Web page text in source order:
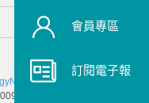
idUST
年03月11
會員專區
訂閱電子報